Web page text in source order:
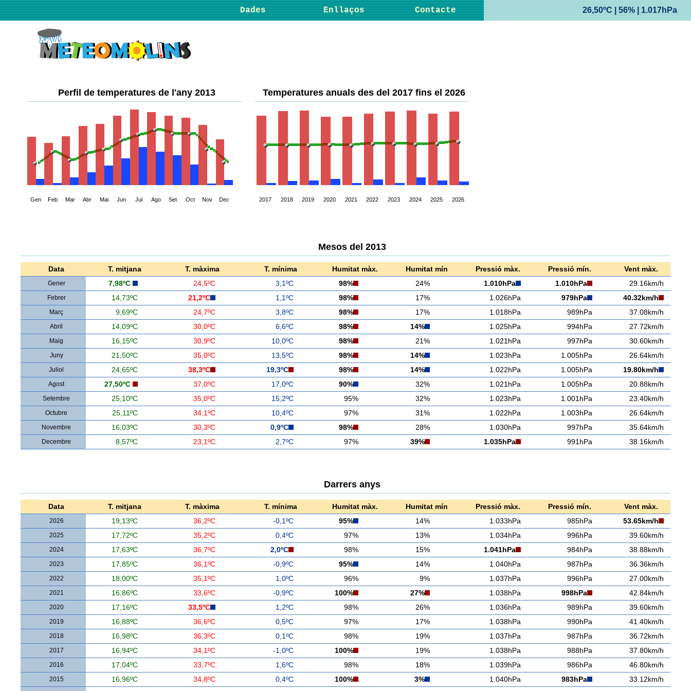
Dades Enllaços Contacte 26,50ºC | 56% | 1.017hPa
Perfil de temperatures de l'any 2013
Gen Feb Mar Abr Mai Jun Jul Ago Set Oct Nov Dec
Temperatures anuals des del 2017 fins el 2026
2017 2018 2019 2020 2021 2022 2023 2024 2025 2026
Mesos del 2013
Data T. mitjana T. màxima T. mínima Humitat màx. Humitat mín Pressió màx. Pressió mín. Vent màx.
Gener 7,98ºC 24,5ºC 3,1ºC 98% 24% 1.010hPa 1.010hPa 29.16km/h
Febrer 14,73ºC 21,2ºC 1,1ºC 98% 17% 1.026hPa 979hPa 40.32km/h
Març 9,69ºC 24,7ºC 3,8ºC 98% 17% 1.018hPa 989hPa 37.08km/h
Abril 14,09ºC 30,0ºC 6,6ºC 98% 14% 1.025hPa 994hPa 27.72km/h
Maig 16,15ºC 30,9ºC 10,0ºC 98% 21% 1.021hPa 997hPa 30.60km/h
Juny 21,50ºC 35,0ºC 13,5ºC 98% 14% 1.023hPa 1.005hPa 26.64km/h
Juliol 24,65ºC 38,3ºC 19,3ºC 98% 14% 1.022hPa 1.005hPa 19.80km/h
Agost 27,50ºC 37,0ºC 17,0ºC 90% 32% 1.021hPa 1.005hPa 20.88km/h
Setembre 25,10ºC 35,0ºC 15,2ºC 95% 32% 1.023hPa 1.001hPa 23.40km/h
Octubre 25,11ºC 34,1ºC 10,4ºC 97% 31% 1.022hPa 1.003hPa 26.64km/h
Novembre 16,03ºC 30,3ºC 0,9ºC 98% 28% 1.030hPa 997hPa 35.64km/h
Decembre 8,57ºC 23,1ºC 2,7ºC 97% 39% 1.035hPa 991hPa 38.16km/h
Darrers anys
Data T. mitjana T. màxima T. mínima Humitat màx. Humitat mín Pressió màx. Pressió mín. Vent màx.
2026 19,13ºC 36,2ºC -0,1ºC 95% 14% 1.033hPa 985hPa 53.65km/h
2025 17,72ºC 35,2ºC 0,4ºC 97% 13% 1.034hPa 996hPa 39.60km/h
2024 17,63ºC 36,7ºC 2,0ºC 98% 15% 1.041hPa 984hPa 38.88km/h
2023 17,85ºC 36,1ºC -0,9ºC 95% 14% 1.040hPa 987hPa 36.36km/h
2022 18,00ºC 35,1ºC 1,0ºC 96% 9% 1.037hPa 996hPa 27.00km/h
2021 16,86ºC 33,6ºC -0,9ºC 100% 27% 1.038hPa 998hPa 42.84km/h
2020 17,16ºC 33,5ºC 1,2ºC 98% 26% 1.036hPa 989hPa 39.60km/h
2019 16,88ºC 36,6ºC 0,5ºC 97% 17% 1.038hPa 990hPa 41.40km/h
2018 16,98ºC 36,3ºC 0,1ºC 98% 19% 1.037hPa 987hPa 36.72km/h
2017 16,94ºC 34,1ºC -1,0ºC 100% 19% 1.038hPa 988hPa 37.80km/h
2016 17,04ºC 33,7ºC 1,6ºC 98% 18% 1.039hPa 986hPa 46.80km/h
2015 16,96ºC 34,8ºC 0,4ºC 100% 3% 1.040hPa 983hPa 33.12km/h